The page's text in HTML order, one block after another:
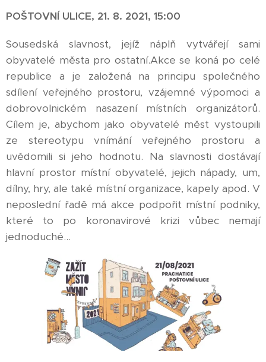
POŠTOVNÍ ULICE, 21. 8. 2021, 15:00
Sousedská slavnost, jejíž náplň vytvářejí sami
obyvatelé města pro ostatní.Akce se koná po celé
republice a je založená na principu společného
sdílení veřejného prostoru, vzájemné výpomoci a
dobrovolnickém nasazení místních organizátorů.
Cílem je, abychom jako obyvatelé měst vystoupili
ze stereotypu vnímání veřejného prostoru a
uvědomili si jeho hodnotu. Na slavnosti dostávají
hlavní prostor místní obyvatelé, jejich nápady, um,
dílny, hry, ale také místní organizace, kapely apod. V
neposlední řadě má akce podpořit místní podniky,
které to po koronavirové krizi vůbec nemají
jednoduché...